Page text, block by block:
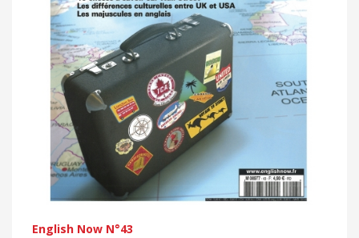
English Now N°43